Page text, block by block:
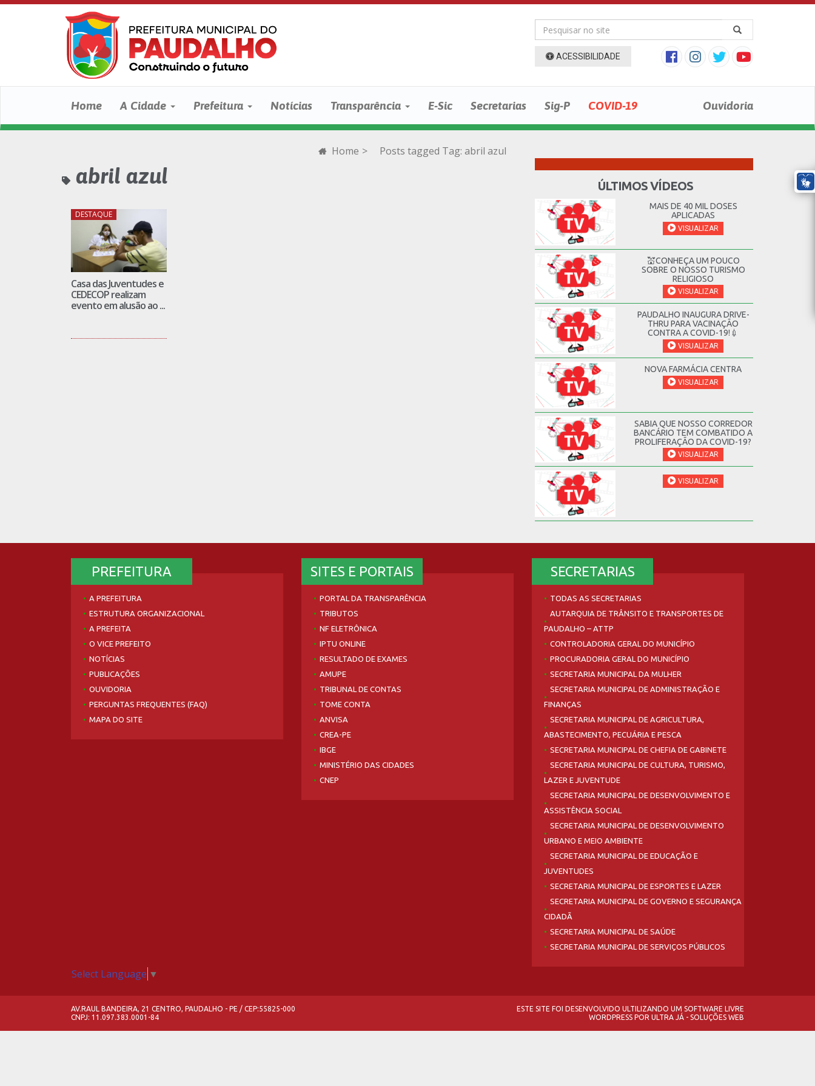
ACESSIBILIDADE
Home A Cidade Prefeitura Notícias Transparência E-Sic Secretarias Sig-P COVID-19 Ouvidoria
Home > Posts tagged Tag: abril azul
abril azul
DESTAQUE
Casa das Juventudes e
CEDECOP realizam
evento em alusão ao ...
ÚLTIMOS VÍDEOS
MAIS DE 40 MIL DOSES
APLICADAS
VISUALIZAR
💒CONHEÇA UM POUCO
SOBRE O NOSSO TURISMO
RELIGIOSO
VISUALIZAR
PAUDALHO INAUGURA DRIVE-
THRU PARA VACINAÇÃO
CONTRA A COVID-19!💉
VISUALIZAR
NOVA FARMÁCIA CENTRA
VISUALIZAR
SABIA QUE NOSSO CORREDOR
BANCÁRIO TEM COMBATIDO A
PROLIFERAÇÃO DA COVID-19?
VISUALIZAR
VISUALIZAR
PREFEITURA
A PREFEITURA
ESTRUTURA ORGANIZACIONAL
A PREFEITA
O VICE PREFEITO
NOTÍCIAS
PUBLICAÇÕES
OUVIDORIA
PERGUNTAS FREQUENTES (FAQ)
MAPA DO SITE
SITES E PORTAIS
PORTAL DA TRANSPARÊNCIA
TRIBUTOS
NF ELETRÔNICA
IPTU ONLINE
RESULTADO DE EXAMES
AMUPE
TRIBUNAL DE CONTAS
TOME CONTA
ANVISA
CREA-PE
IBGE
MINISTÉRIO DAS CIDADES
CNEP
SECRETARIAS
TODAS AS SECRETARIAS
AUTARQUIA DE TRÂNSITO E TRANSPORTES DE
PAUDALHO – ATTP
CONTROLADORIA GERAL DO MUNICÍPIO
PROCURADORIA GERAL DO MUNICÍPIO
SECRETARIA MUNICIPAL DA MULHER
SECRETARIA MUNICIPAL DE ADMINISTRAÇÃO E
FINANÇAS
SECRETARIA MUNICIPAL DE AGRICULTURA,
ABASTECIMENTO, PECUÁRIA E PESCA
SECRETARIA MUNICIPAL DE CHEFIA DE GABINETE
SECRETARIA MUNICIPAL DE CULTURA, TURISMO,
LAZER E JUVENTUDE
SECRETARIA MUNICIPAL DE DESENVOLVIMENTO E
ASSISTÊNCIA SOCIAL
SECRETARIA MUNICIPAL DE DESENVOLVIMENTO
URBANO E MEIO AMBIENTE
SECRETARIA MUNICIPAL DE EDUCAÇÃO E
JUVENTUDES
SECRETARIA MUNICIPAL DE ESPORTES E LAZER
SECRETARIA MUNICIPAL DE GOVERNO E SEGURANÇA
CIDADÃ
SECRETARIA MUNICIPAL DE SAÚDE
SECRETARIA MUNICIPAL DE SERVIÇOS PÚBLICOS
Select Language ▼
AV.RAUL BANDEIRA, 21 CENTRO, PAUDALHO - PE / CEP:55825-000
CNPJ: 11.097.383.0001-84
ESTE SITE FOI DESENVOLVIDO ULTILIZANDO UM SOFTWARE LIVRE
WORDPRESS POR ULTRA JÁ - SOLUÇÕES WEB